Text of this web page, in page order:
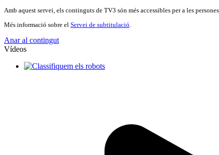
Amb aquest servei, els continguts de TV3 són més accessibles per a les
Més informació sobre el Servei de subtitulació.
Anar al contingut
Vídeos